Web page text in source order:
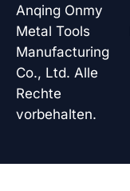
Anqing Onmy
Metal Tools
Manufacturing
Co., Ltd. Alle
Rechte
vorbehalten.